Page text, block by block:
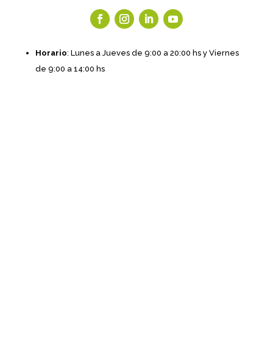
Horario: Lunes a Jueves de 9:00 a 20:00 hs y Viernes
de 9:00 a 14:00 hs